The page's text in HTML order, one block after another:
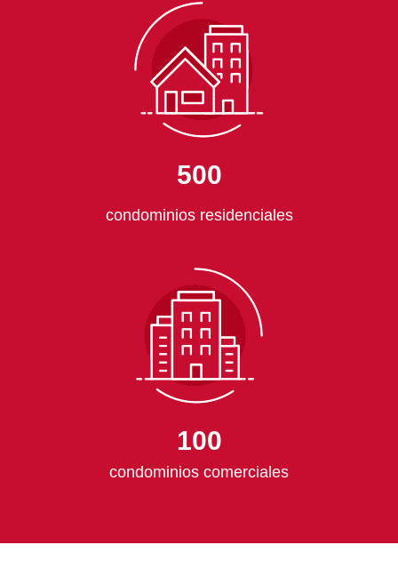
500
condominios residenciales
100
condominios comerciales